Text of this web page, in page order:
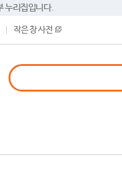
누리집입니다.
작은 창 사전